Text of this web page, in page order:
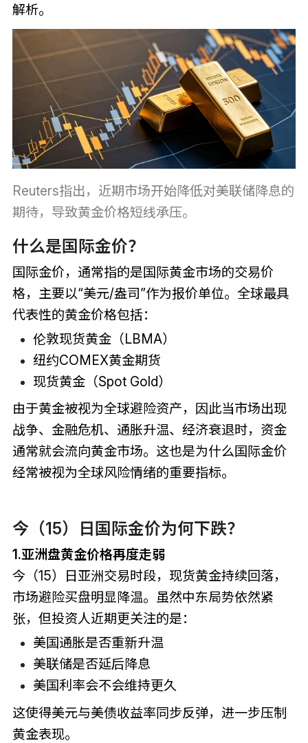
解析。
Reuters指出，近期市场开始降低对美联储降息的
期待，导致黄金价格短线承压。
什么是国际金价？
国际金价，通常指的是国际黄金市场的交易价
格，主要以“美元/盎司”作为报价单位。全球最具
代表性的黄金价格包括：
伦敦现货黄金（LBMA）
纽约COMEX黄金期货
现货黄金（Spot Gold）
由于黄金被视为全球避险资产，因此当市场出现
战争、金融危机、通胀升温、经济衰退时，资金
通常就会流向黄金市场。这也是为什么国际金价
经常被视为全球风险情绪的重要指标。
今（15）日国际金价为何下跌？
1.亚洲盘黄金价格再度走弱
今（15）日亚洲交易时段，现货黄金持续回落，
市场避险买盘明显降温。虽然中东局势依然紧
张，但投资人近期更关注的是：
美国通胀是否重新升温
美联储是否延后降息
美国利率会不会维持更久
这使得美元与美债收益率同步反弹，进一步压制
黄金表现。